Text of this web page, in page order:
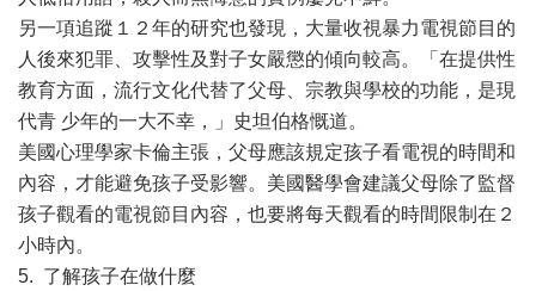
另一項追蹤１２年的研究也發現，大量收視暴力電視節目的
人後來犯罪、攻擊性及對子女嚴懲的傾向較高。「在提供性
教育方面，流行文化代替了父母、宗教與學校的功能，是現
代青 少年的一大不幸，」史坦伯格慨道。
美國心理學家卡倫主張，父母應該規定孩子看電視的時間和
內容，才能避免孩子受影響。美國醫學會建議父母除了監督
孩子觀看的電視節目內容，也要將每天觀看的時間限制在２
小時內。
5. 了解孩子在做什麼